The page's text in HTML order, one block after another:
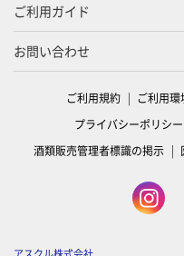
ご利用ガイド
お問い合わせ
ご利用規約 ご利用
プライバシーポリシー
酒類販売管理者標識の掲示
アスクル株式会社